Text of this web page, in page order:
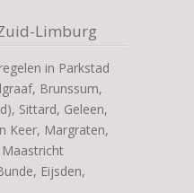
Limburg
in Parkstad
Brunssum,
Sittard, Geleen,
Keer, Margraten,
Maastricht
Eijsden,